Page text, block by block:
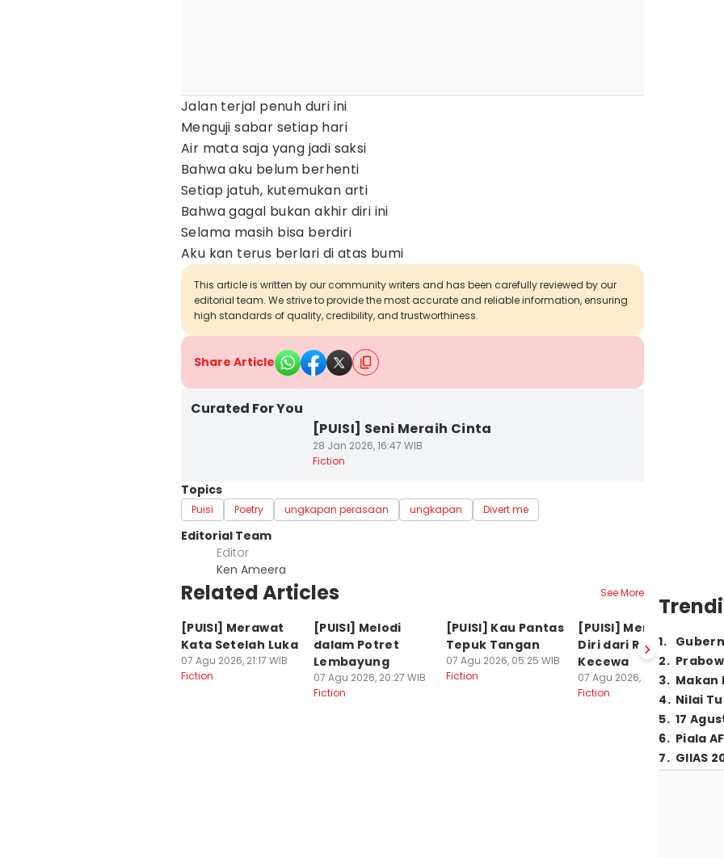
Jalan terjal penuh duri ini
Menguji sabar setiap hari
Air mata saja yang jadi saksi
Bahwa aku belum berhenti
Setiap jatuh, kutemukan arti
Bahwa gagal bukan akhir diri ini
Selama masih bisa berdiri
Aku kan terus berlari di atas bumi
This article is written by our community writers and has been carefully reviewed by our
editorial team. We strive to provide the most accurate and reliable information, ensuring
high standards of quality, credibility, and trustworthiness.
Share Article
Curated For You
[PUISI] Seni Meraih Cinta
28 Jan 2026, 16:47 WIB
Fiction
Topics
Puisi Poetry ungkapan perasaan ungkapan Divert me
Editorial Team
Editor
Ken Ameera
Related Articles See More
[PUISI] Merawat
Kata Setelah Luka
07 Agu 2026, 21:17 WIB
Fiction
[PUISI] Melodi
dalam Potret
Lembayung
07 Agu 2026, 20:27 WIB
Fiction
[PUISI] Kau Pantas
Tepuk Tangan
07 Agu 2026, 05:25 WIB
Fiction
[PUISI] Menjaga
Diri dari Rasa
Kecewa
07 Agu 2026, 05:04 WIB
Fiction
06
1.
2.
3. Makan
4. Nilai
5. 17
6. Piala
7. GIIAS